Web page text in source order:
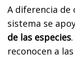
A diferencia
sistema se
de las especies
reconocen a